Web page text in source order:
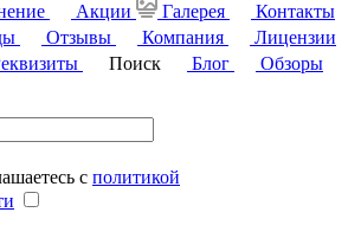
Акции Галерея
Контакты
Отзывы Компания
Лицензии
Поиск Блог
Обзоры
с политикой